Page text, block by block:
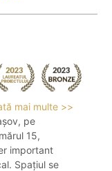
mai multe >>
pe
15,
important
Spațiul se